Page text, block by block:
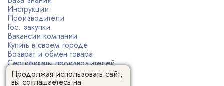
Инструкции
Производители
Гос. закупки
Вакансии компании
Купить в своем городе
Возврат и обмен товара
Сертификаты производителей
Политика конфиденциальности
Пользовательское соглашение
Продолжая использовать сайт,
вы соглашаетесь на